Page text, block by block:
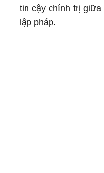
tin cậy chính trị
lập pháp.